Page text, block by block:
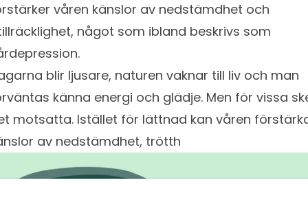
våren känslor av nedstämdhet och
något som ibland beskrivs som
blir ljusare, naturen vaknar till liv och man
känna energi och glädje. Men för vissa
motsatta. Istället för lättnad kan våren
av nedstämdhet, trötth